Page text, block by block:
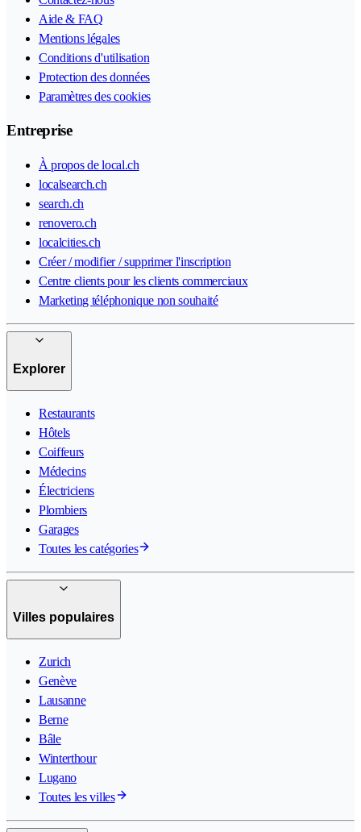
Aide & FAQ
Mentions légales
Conditions d'utilisation
Protection des données
Paramètres des cookies
Entreprise
À propos de local.ch
localsearch.ch
search.ch
renovero.ch
localcities.ch
Créer / modifier / supprimer l'inscription
Centre clients pour les clients commerciaux
Marketing téléphonique non souhaité
Explorer
Restaurants
Hôtels
Coiffeurs
Médecins
Électriciens
Plombiers
Garages
Toutes les catégories
Villes populaires
Zurich
Genève
Lausanne
Berne
Bâle
Winterthour
Lugano
Toutes les villes